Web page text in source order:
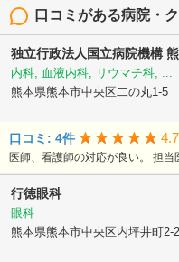
口コミがある病院・
独立行政法人国立病院機構熊
内科, 血液内科, リウマチ科, ...
熊本県熊本市中央区二の丸1-5
口コミ: 4件
医師、看護師の対応が良い。 担
行徳眼科
眼科
熊本県熊本市中央区内坪井町2-2